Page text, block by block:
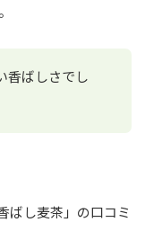
香ばしさでし
ばし麦茶」の口コミ